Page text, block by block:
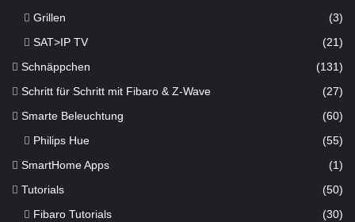
Grillen
(3)
SAT>IP TV
(21)
Schnäppchen (131)
Schritt für Schritt mit Fibaro & Z-Wave (27)
Smarte Beleuchtung (60)
Philips Hue (55)
SmartHome Apps (1)
Tutorials (50)
Fibaro Tutorials
(30)